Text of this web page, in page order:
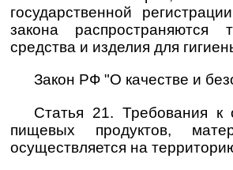
государственной
закона распространяются
средства и изделия для
Закон РФ "О качестве и
Статья 21. Требования к
пищевых продуктов,
осуществляется на